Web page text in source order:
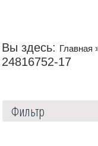
Вы здесь: Главная
24816752-17
Фильтр